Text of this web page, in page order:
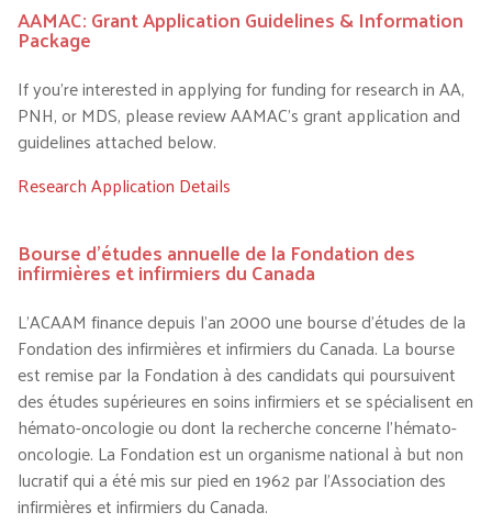
AAMAC: Grant Application Guidelines & Information
Package
If you’re interested in applying for funding for research in AA,
PNH, or MDS, please review AAMAC’s grant application and
guidelines attached below.
Research Application Details
Bourse d’études annuelle de la Fondation des
infirmières et infirmiers du Canada
L’ACAAM finance depuis l’an 2000 une bourse d’études de la
Fondation des infirmières et infirmiers du Canada. La bourse
est remise par la Fondation à des candidats qui poursuivent
des études supérieures en soins infirmiers et se spécialisent en
hémato-oncologie ou dont la recherche concerne l’hémato-
oncologie. La Fondation est un organisme national à but non
lucratif qui a été mis sur pied en 1962 par l’Association des
infirmières et infirmiers du Canada.